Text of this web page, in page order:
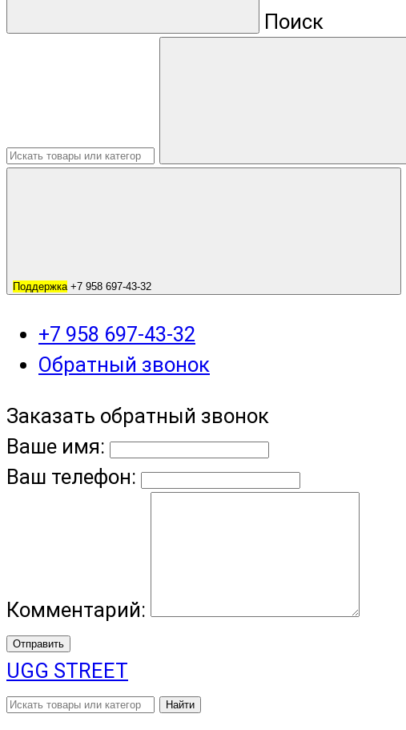
Поиск
Поддержка+7 958 697-43-32
+7 958 697-43-32
Обратный звонок
Заказать обратный звонок
Ваше имя:
Ваш телефон:
Комментарий:
Отправить
UGG STREET
Найти